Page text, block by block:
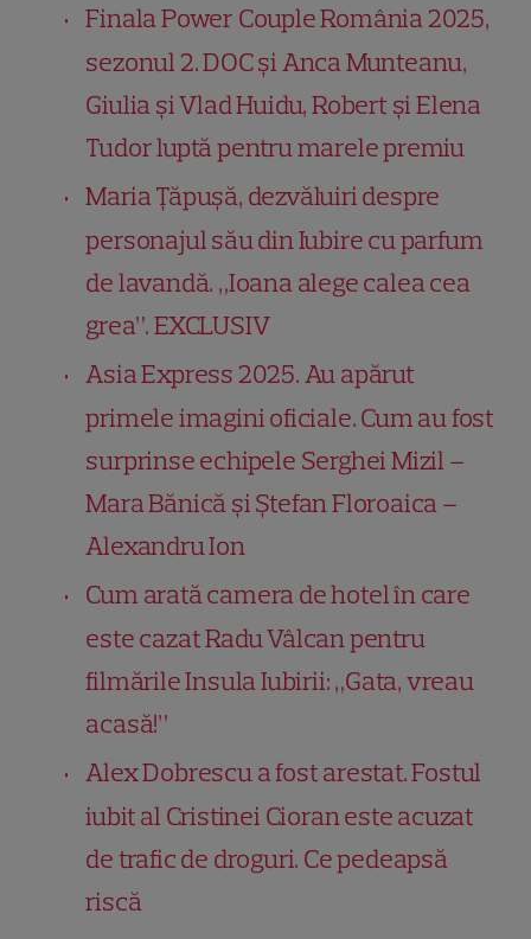
Finala Power Couple România 2025,
sezonul 2. DOC și Anca Munteanu,
Giulia și Vlad Huidu, Robert și Elena
Tudor luptă pentru marele premiu
Maria Țăpușă, dezvăluiri despre
personajul său din Iubire cu parfum
de lavandă. „Ioana alege calea cea
grea”. EXCLUSIV
Asia Express 2025. Au apărut
primele imagini oficiale. Cum au fost
surprinse echipele Serghei Mizil –
Mara Bănică și Ștefan Floroaica –
Alexandru Ion
Cum arată camera de hotel în care
este cazat Radu Vâlcan pentru
filmările Insula Iubirii: „Gata, vreau
acasă!”
Alex Dobrescu a fost arestat. Fostul
iubit al Cristinei Cioran este acuzat
de trafic de droguri. Ce pedeapsă
riscă